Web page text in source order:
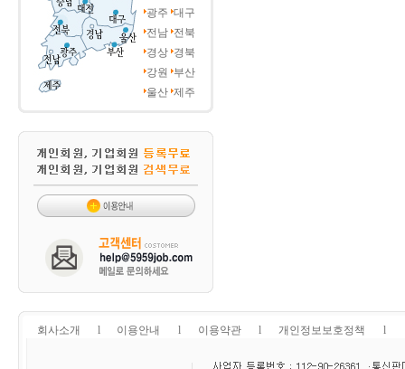
광주 대구
전남 전북
경상 경북
강원
부산
울산 제주
회사소개 l 이용안내 l 이용약관 l 개인정보보호정책 l